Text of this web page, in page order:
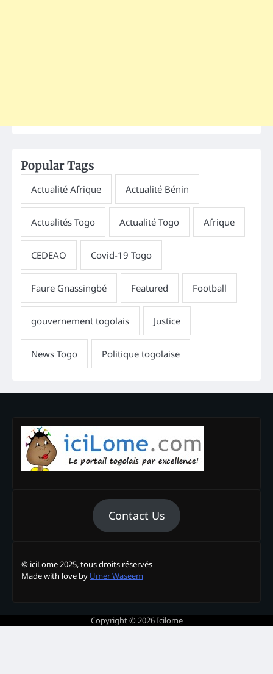
Popular Tags
Contact Us
© iciLome 2025, tous droits réservés
Made with love by Umer Waseem
Copyright © 2026Icilome